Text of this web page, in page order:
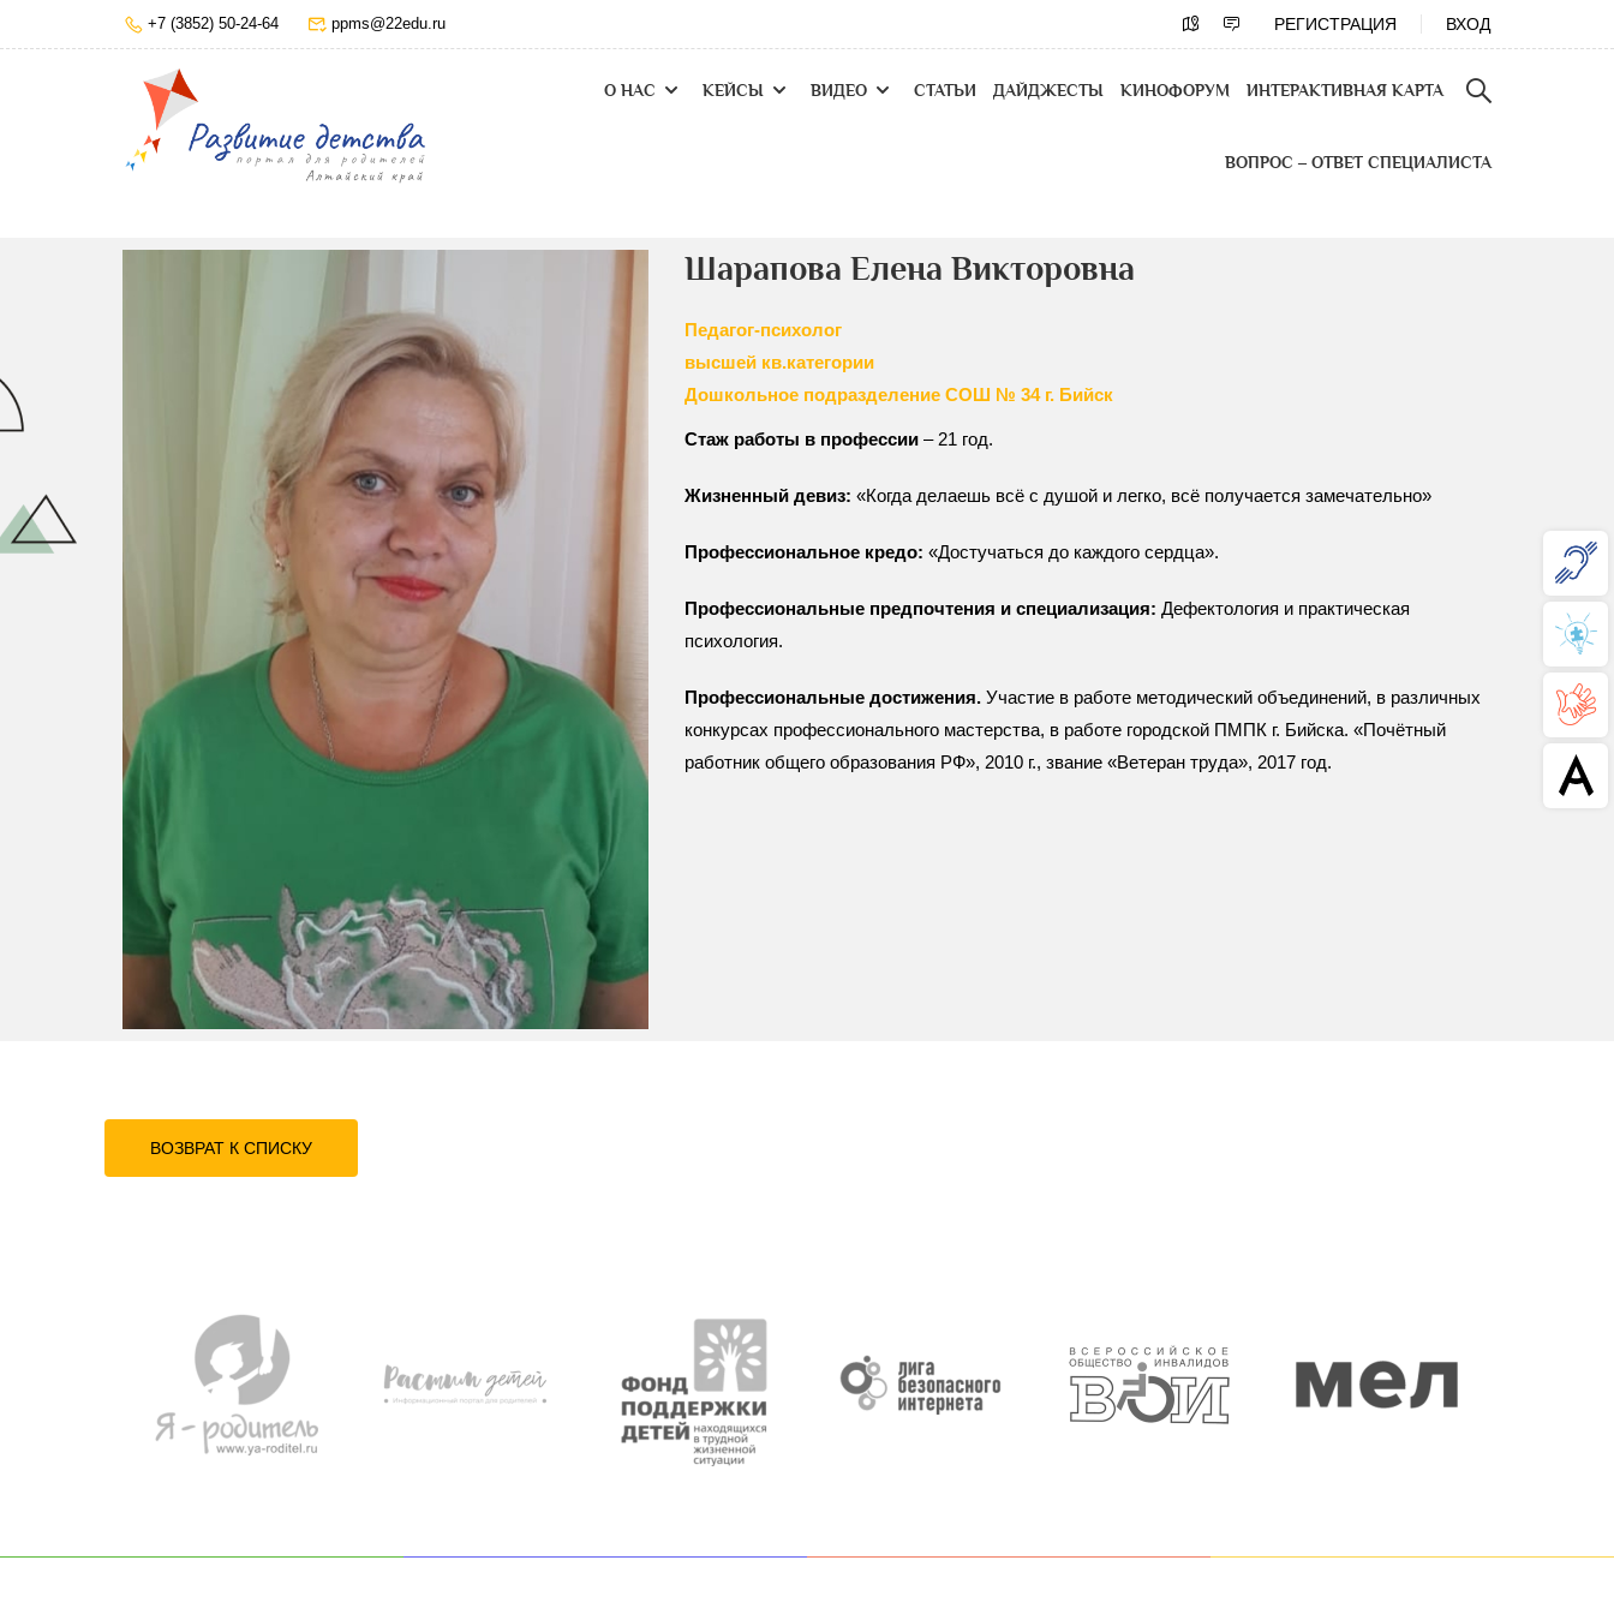
+7 (3852) 50-24-64 ppms@22edu.ru РЕГИСТРАЦИЯ ВХОД
О НАС КЕЙСЫ ВИДЕО СТАТЬИ ДАЙДЖЕСТЫ КИНОФОРУМ ИНТЕРАКТИВНАЯ КАРТА
ВОПРОС – ОТВЕТ СПЕЦИАЛИСТА
Шарапова Елена Викторовна
Педагог-психолог
высшей кв.категории
Дошкольное подразделение СОШ № 34 г. Бийск
Стаж работы в профессии – 21 год.
Жизненный девиз: «Когда делаешь всё с душой и легко, всё получается замечательно»
Профессиональное кредо: «Достучаться до каждого сердца».
Профессиональные предпочтения и специализация: Дефектология и практическая
психология.
Профессиональные достижения. Участие в работе методический объединений, в различных
конкурсах профессионального мастерства, в работе городской ПМПК г. Бийска. «Почётный
работник общего образования РФ», 2010 г., звание «Ветеран труда», 2017 год.
ВОЗВРАТ К СПИСКУ